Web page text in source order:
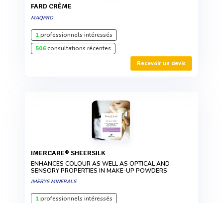
FARD CRÈME
MAQPRO
1professionnels intéressés
506consultations récentes
Recevoir un devis
IMERCARE® SHEERSILK
ENHANCES COLOUR AS WELL AS OPTICAL AND
SENSORY PROPERTIES IN MAKE-UP POWDERS
IMERYS MINERALS
1professionnels intéressés